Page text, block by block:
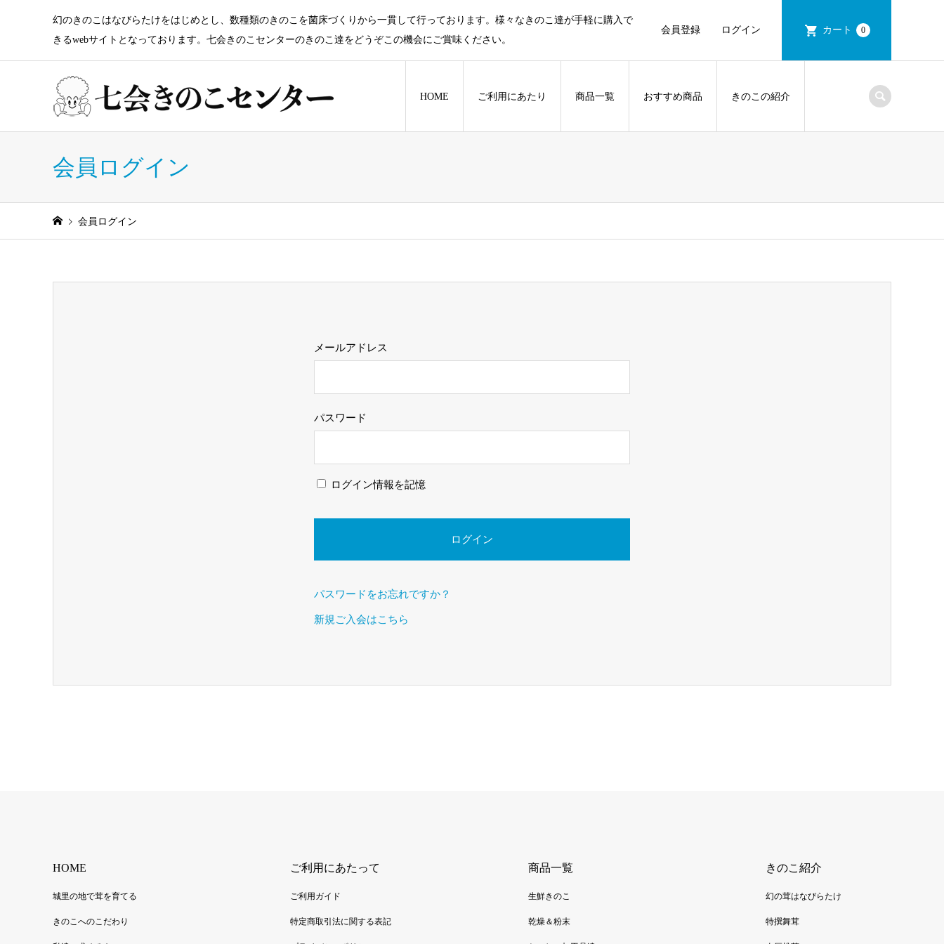
幻のきのこはなびらたけをはじめとし、数種類のきのこを菌床づくりから一貫して行っております。様々なきのこ達が手軽に購入で
きるwebサイトとなっております。七会きのこセンターのきのこ達をどうぞこの機会にご賞味ください。
会員登録 ログイン カート 0
HOME ご利用にあたり 商品一覧 おすすめ商品 きのこの紹介
会員ログイン
会員ログイン
メールアドレス
パスワード
ログイン情報を記憶
パスワードをお忘れですか？
新規ご入会はこちら
HOME
城里の地で茸を育てる
きのこへのこだわり
ご利用にあたって
ご利用ガイド
特定商取引法に関する表記
商品一覧
生鮮きのこ
乾燥＆粉末
きのこ紹介
幻の茸はなびらたけ
特撰舞茸